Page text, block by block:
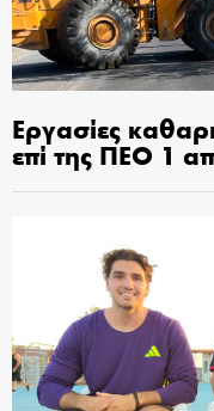
Εργασίες
επί της ΠΕΟ 1